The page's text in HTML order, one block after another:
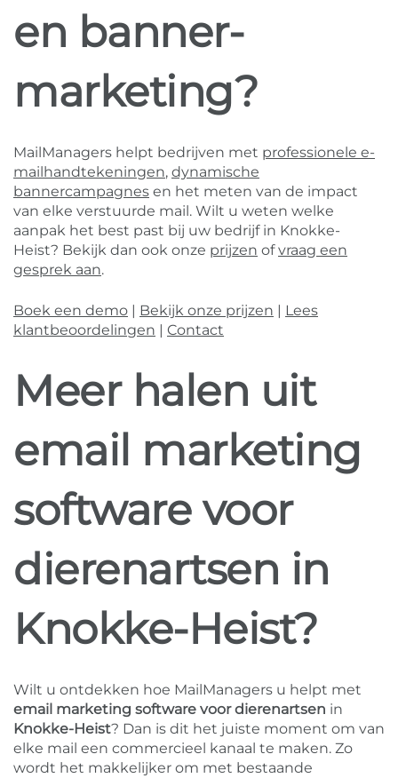
en banner-
marketing?
MailManagers helpt bedrijven met professionele e-
mailhandtekeningen, dynamische
bannercampagnes en het meten van de impact
van elke verstuurde mail. Wilt u weten welke
aanpak het best past bij uw bedrijf in Knokke-
Heist? Bekijk dan ook onze prijzen ofvraag een
gesprek aan.
Boek een demo Bekijk onze prijzen
Lees
klantbeoordelingen
Contact
Meer halen uit
email marketing
software voor
dierenartsen in
Knokke-Heist?
Wilt u ontdekken hoe MailManagers u helpt met
email marketing software voor dierenartsen in
Knokke-Heist? Dan is dit het juiste moment om van
elke mail een commercieel kanaal te maken. Zo
wordt het makkelijker om met bestaande